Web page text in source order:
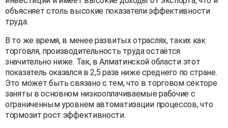
объясняет столь высокие показатели эффективности
труда.
В то же время, в менее развитых отраслях, таких как
торговля, производительность труда остаётся
значительно ниже. Так, в Алматинской области этот
показатель оказался в 2,5 раза ниже среднего по стране.
Это может быть связано с тем, что в торговом секторе
заняты в основном низкооплачиваемые рабочие с
ограниченным уровнем автоматизации процессов, что
тормозит рост эффективности.